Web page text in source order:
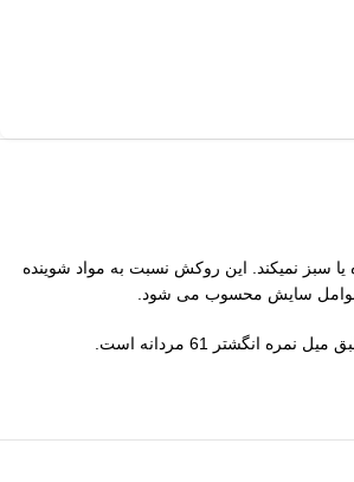
فارسی است. ابعاد سنگ رکاب 19 در 14 و از مدل هایی است که دست را سیاه یا سبز نمیکند. این روکش نسبت به مواد شوینده
عوامل سایش محسوب می شود.